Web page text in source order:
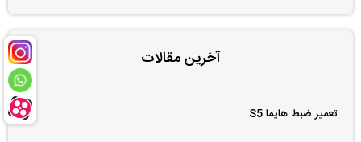
آخرین مقالات
تعمیر ضبط هایما S5